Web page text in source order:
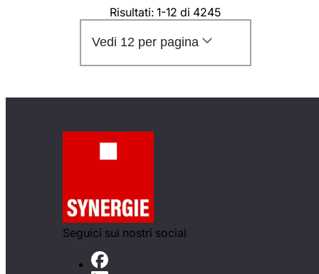
Risultati: 1-12 di 4245
Vedi 12 per pagina
Seguici sui nostri social